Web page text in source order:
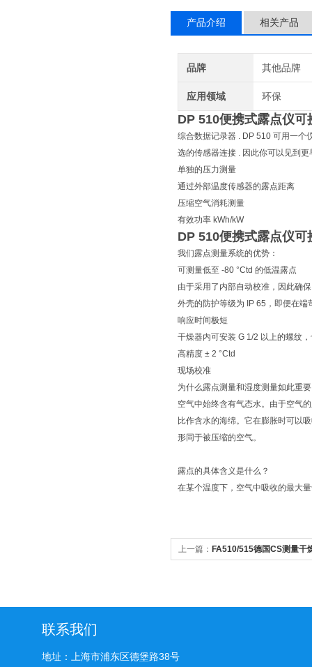
产品介绍 相关产品
品牌 其他品牌
应用领域 环保
DP 510便携式露点仪可
综合数据记录器 . DP 510 可用一个
选的传感器连接 . 因此你可以见到
单独的压力测量
通过外部温度传感器的露点距离
压缩空气消耗测量
有效功率 kWh/kW
DP 510便携式露点仪可
我们露点测量系统的优势：
可测量低至 -80 °Ctd 的低温露点
由于采用了内部自动校准，因此确
外壳的防护等级为 IP 65，即便在
响应时间极短
干燥器内可安装 G 1/2 以上的螺纹
高精度 ± 2 °Ctd
现场校准
为什么露点测量和湿度测量如此重
空气中始终含有气态水。由于空气
比作含水的海绵。它在膨胀时可以
形同于被压缩的空气。
露点的具体含义是什么？
在某个温度下，空气中吸收的最大
上一篇： FA510/515德国CS测量干
联系我们
地址：上海市浦东区德堡路38号